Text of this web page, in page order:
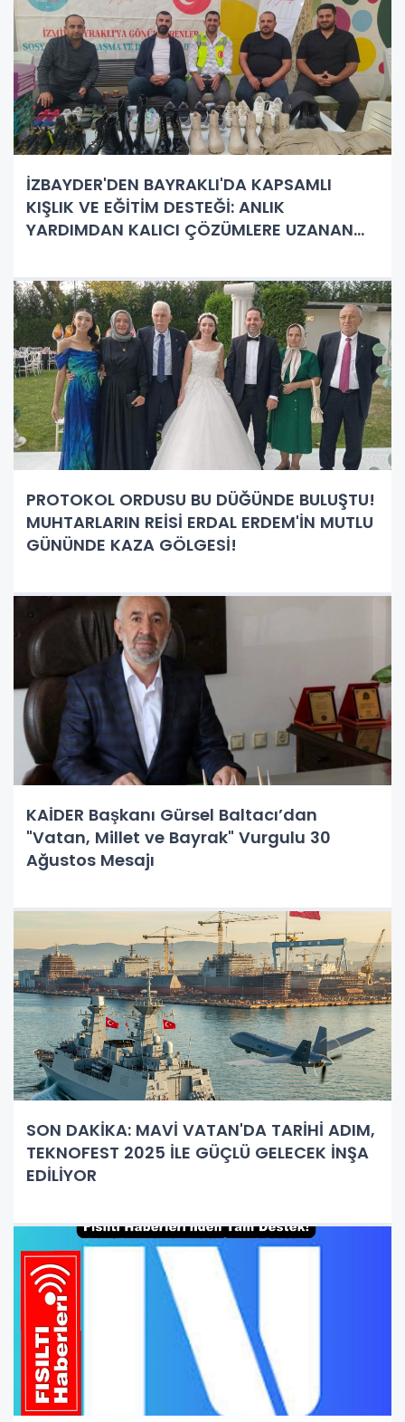
İZBAYDER'DEN BAYRAKLI'DA KAPSAMLI
KIŞLIK VE EĞİTİM DESTEĞİ: ANLIK
YARDIMDAN KALICI ÇÖZÜMLERE UZANAN
PROTOKOL ORDUSU BU DÜĞÜNDE BULUŞTU!
MUHTARLARIN REİSİ ERDAL ERDEM'İN MUTLU
GÜNÜNDE KAZA GÖLGESİ!
KAİDER Başkanı Gürsel Baltacı’dan
"Vatan, Millet ve Bayrak" Vurgulu 30
Ağustos Mesajı
SON DAKİKA: MAVİ VATAN'DA TARİHİ ADIM,
TEKNOFEST 2025 İLE GÜÇLÜ GELECEK İNŞA
EDİLİYOR